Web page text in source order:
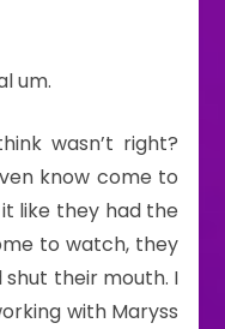
um.
wasn’t right?
know come to
like they had the
to watch, they
shut their mouth. I
with Maryss